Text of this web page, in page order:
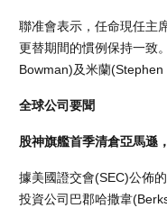
聯准會表示，任命現任主
更替期間的慣例保持一致
Bowman)及米蘭(Stephen
全球公司要聞
股神旗艦首季清倉亞馬遜
據美國證交會(SEC)公佈
投資公司巴郡哈撒韋